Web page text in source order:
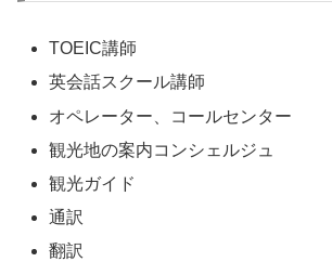
TOEIC講師
英会話スクール講師
オペレーター、コールセンター
観光地の案内コンシェルジュ
観光ガイド
通訳
翻訳